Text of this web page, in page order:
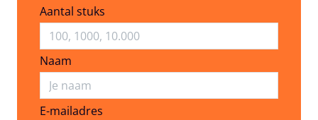
Aantal stuks
Naam
E-mailadres
E-mailadres